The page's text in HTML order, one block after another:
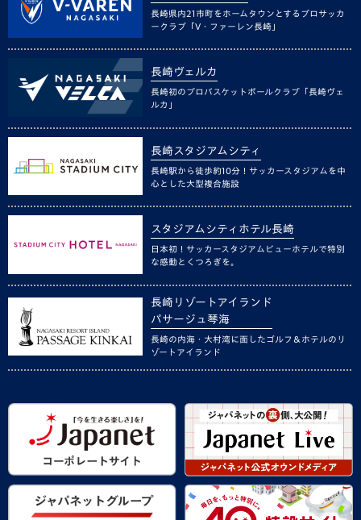
長崎県内21市町をホームタウンとするプロサッカ
ークラブ「V・ファーレン長崎」
長崎ヴェルカ
長崎初のプロバスケットボールクラブ「長崎ヴェ
ルカ」
長崎スタジアムシティ
長崎駅から徒歩約10分！サッカースタジアムを中
心とした大型複合施設
スタジアムシティホテル長崎
日本初！サッカースタジアムビューホテルで特別
な感動とくつろぎを。
長崎リゾートアイランド
パサージュ琴海
長崎の内海・大村湾に面したゴルフ＆ホテルのリ
ゾートアイランド